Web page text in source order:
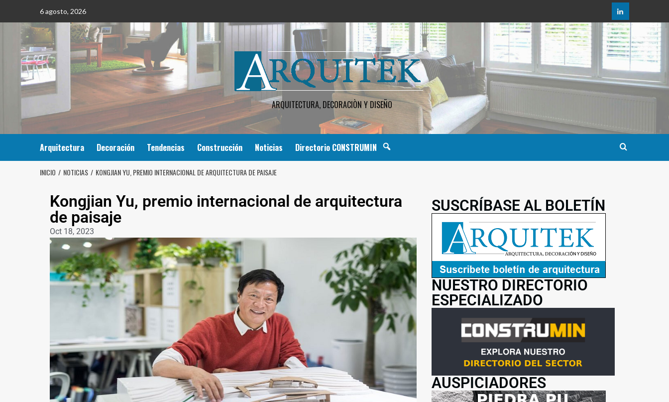
6 agosto, 2026
ARQUITECTURA, DECORACIÒN Y DISEÑO
Arquitectura Decoración Tendencias Construcción Noticias Directorio CONSTRUMIN
INICIO NOTICIAS KONGJIAN YU, PREMIO INTERNACIONAL DE ARQUITECTURA DE PAISAJE
Kongjian Yu, premio internacional de arquitectura
de paisaje
Oct 18, 2023
SUSCRÍBASE AL BOLETÍN
NUESTRO DIRECTORIO
ESPECIALIZADO
AUSPICIADORES